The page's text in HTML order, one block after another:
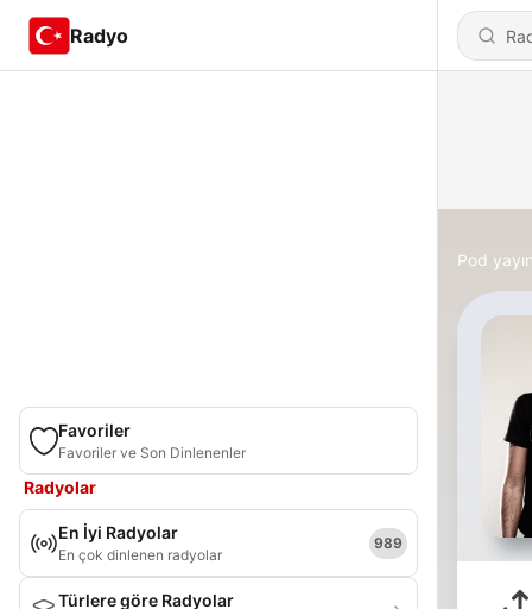
Radyo
Favoriler
Favoriler ve Son Dinlenenler
Radyolar
En İyi Radyolar
En çok dinlenen radyolar
989
Türlere göre Radyolar
Pod